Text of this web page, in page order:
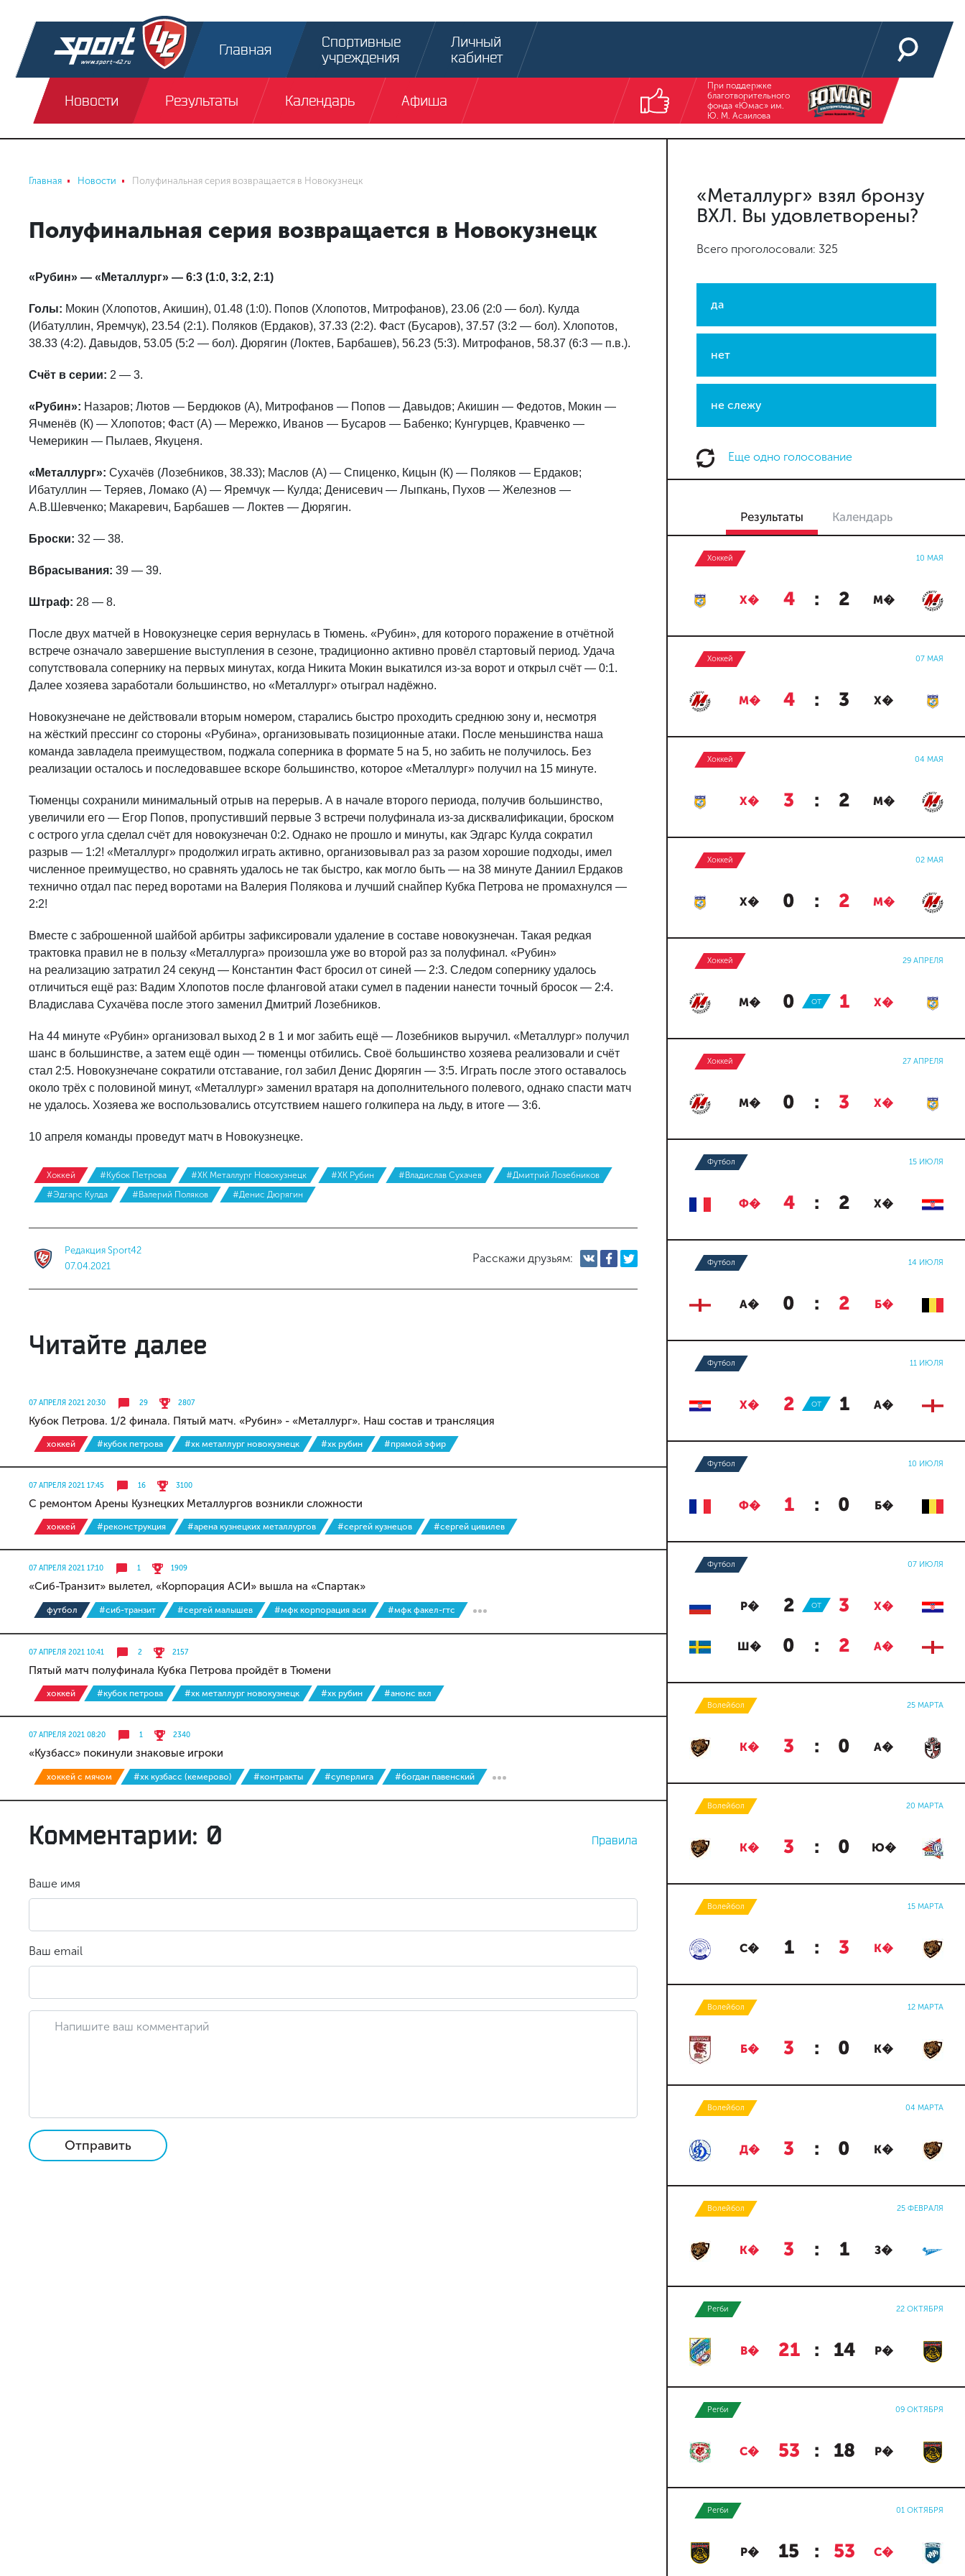
Главная
Спортивные
учреждения
Личный
кабинет
Новости Результаты Календарь Афиша
При поддержке
благотворительного
фонда «Юмас» им.
Ю. М. Асаилова
Главная Новости Полуфинальная серия возвращается в Новокузнецк
Полуфинальная серия возвращается в Новокузнецк
«Рубин» — «Металлург» — 6:3 (1:0, 3:2, 2:1)
Голы: Мокин (Хлопотов, Акишин), 01.48 (1:0). Попов (Хлопотов, Митрофанов), 23.06 (2:0 — бол). Кулда
(Ибатуллин, Яремчук), 23.54 (2:1). Поляков (Ердаков), 37.33 (2:2). Фаст (Бусаров), 37.57 (3:2 — бол). Хлопотов,
38.33 (4:2). Давыдов, 53.05 (5:2 — бол). Дюрягин (Локтев, Барбашев), 56.23 (5:3). Митрофанов, 58.37 (6:3 — п.в.).
Счёт в серии: 2 — 3.
«Рубин»: Назаров; Лютов — Бердюков (А), Митрофанов — Попов — Давыдов; Акишин — Федотов, Мокин —
Ячменёв (К) — Хлопотов; Фаст (А) — Мережко, Иванов — Бусаров — Бабенко; Кунгурцев, Кравченко —
Чемерикин — Пылаев, Якуценя.
«Металлург»: Сухачёв (Лозебников, 38.33); Маслов (А) — Спиценко, Кицын (К) — Поляков — Ердаков;
Ибатуллин — Теряев, Ломако (А) — Яремчук — Кулда; Денисевич — Лыпкань, Пухов — Железнов —
А.В.Шевченко; Макаревич, Барбашев — Локтев — Дюрягин.
Броски: 32 — 38.
Вбрасывания: 39 — 39.
Штраф: 28 — 8.
После двух матчей в Новокузнецке серия вернулась в Тюмень. «Рубин», для которого поражение в отчётной
встрече означало завершение выступления в сезоне, традиционно активно провёл стартовый период. Удача
сопутствовала сопернику на первых минутах, когда Никита Мокин выкатился из-за ворот и открыл счёт — 0:1.
Далее хозяева заработали большинство, но «Металлург» отыграл надёжно.
Новокузнечане не действовали вторым номером, старались быстро проходить среднюю зону и, несмотря
на жёсткий прессинг со стороны «Рубина», организовывать позиционные атаки. После меньшинства наша
команда завладела преимуществом, поджала соперника в формате 5 на 5, но забить не получилось. Без
реализации осталось и последовавшее вскоре большинство, которое «Металлург» получил на 15 минуте.
Тюменцы сохранили минимальный отрыв на перерыв. А в начале второго периода, получив большинство,
увеличили его — Егор Попов, пропустивший первые 3 встречи полуфинала из-за дисквалификации, броском
с острого угла сделал счёт для новокузнечан 0:2. Однако не прошло и минуты, как Эдгарс Кулда сократил
разрыв — 1:2! «Металлург» продолжил играть активно, организовывал раз за разом хорошие подходы, имел
численное преимущество, но сравнять удалось не так быстро, как могло быть — на 38 минуте Даниил Ердаков
технично отдал пас перед воротами на Валерия Полякова и лучший снайпер Кубка Петрова не промахнулся —
2:2!
Вместе с заброшенной шайбой арбитры зафиксировали удаление в составе новокузнечан. Такая редкая
трактовка правил не в пользу «Металлурга» произошла уже во второй раз за полуфинал. «Рубин»
на реализацию затратил 24 секунд — Константин Фаст бросил от синей — 2:3. Следом сопернику удалось
отличиться ещё раз: Вадим Хлопотов после фланговой атаки сумел в падении нанести точный бросок — 2:4.
Владислава Сухачёва после этого заменил Дмитрий Лозебников.
На 44 минуте «Рубин» организовал выход 2 в 1 и мог забить ещё — Лозебников выручил. «Металлург» получил
шанс в большинстве, а затем ещё один — тюменцы отбились. Своё большинство хозяева реализовали и счёт
стал 2:5. Новокузнечане сократили отставание, гол забил Денис Дюрягин — 3:5. Играть после этого оставалось
около трёх с половиной минут, «Металлург» заменил вратаря на дополнительного полевого, однако спасти матч
не удалось. Хозяева же воспользовались отсутствием нашего голкипера на льду, в итоге — 3:6.
10 апреля команды проведут матч в Новокузнецке.
Хоккей #Кубок Петрова #ХК Металлург Новокузнецк #ХК Рубин #Владислав Сухачев
#Дмитрий Лозебников
#Эдгарс Кулда
#Валерий Поляков #Денис Дюрягин
Редакция Sport42
07.04.2021
Расскажи друзьям:
Читайте далее
07 АПРЕЛЯ 2021 20:30 29 2807
Кубок Петрова. 1/2 финала. Пятый матч. «Рубин» - «Металлург». Наш состав и трансляция
хоккей #кубок петрова #хк металлург новокузнецк #хк рубин #прямой эфир
07 АПРЕЛЯ 2021 17:45 16 3100
С ремонтом Арены Кузнецких Металлургов возникли сложности
хоккей #реконструкция #арена кузнецких металлургов #сергей кузнецов #сергей цивилев
07 АПРЕЛЯ 2021 17:10 1 1909
«Сиб-Транзит» вылетел, «Корпорация АСИ» вышла на «Спартак»
футбол #сиб-транзит #сергей малышев #мфк корпорация аси #мфк факел-гтс
07 АПРЕЛЯ 2021 10:41 2 2157
Пятый матч полуфинала Кубка Петрова пройдёт в Тюмени
хоккей #кубок петрова #хк металлург новокузнецк #хк рубин #анонс вхл
07 АПРЕЛЯ 2021 08:20 1 2340
«Кузбасс» покинули знаковые игроки
хоккей с мячом #хк кузбасс (кемерово) #контракты #суперлига #богдан павенский
Комментарии: 0 Правила
Ваше имя
Ваш email
Отправить
«Металлург» взял бронзу
ВХЛ. Вы удовлетворены?
Всего проголосовали: 325
да
нет
не слежу
Еще одно голосование
Результаты Календарь
Хоккей 10 МАЯ
Х� 4 : 2 М�
Хоккей 07 МАЯ
М� 4 : 3 Х�
Хоккей 04 МАЯ
Х� 3 : 2 М�
Хоккей 02 МАЯ
Х� 0 : 2 М�
Хоккей 29 АПРЕЛЯ
М� 0 : 1 Х�
ОТ
Хоккей 27 АПРЕЛЯ
М� 0 : 3 Х�
Футбол 15 ИЮЛЯ
Ф� 4 : 2 Х�
Футбол 14 ИЮЛЯ
А� 0 : 2 Б�
Футбол 11 ИЮЛЯ
Х� 2 : 1 А�
ОТ
Футбол 10 ИЮЛЯ
Ф� 1 : 0 Б�
Футбол 07 ИЮЛЯ
Р� 2 : 3 Х�
ОТ
Ш� 0 : 2 А�
Волейбол 25 МАРТА
К� 3 : 0 А�
Волейбол 20 МАРТА
К� 3 : 0 Ю�
Волейбол 15 МАРТА
С� 1 : 3 К�
Волейбол 12 МАРТА
Б� 3 : 0 К�
Волейбол 04 МАРТА
Д� 3 : 0 К�
Волейбол 25 ФЕВРАЛЯ
К� 3 : 1 З�
Регби 22 ОКТЯБРЯ
В� 21 : 14 Р�
Регби 09 ОКТЯБРЯ
С� 53 : 18 Р�
Регби 01 ОКТЯБРЯ
Р� 15 : 53 С�